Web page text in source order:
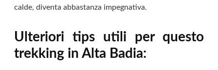
calde, diventa abbastanza impegnativa.
Ulteriori tips utili per questo
trekking in Alta Badia: